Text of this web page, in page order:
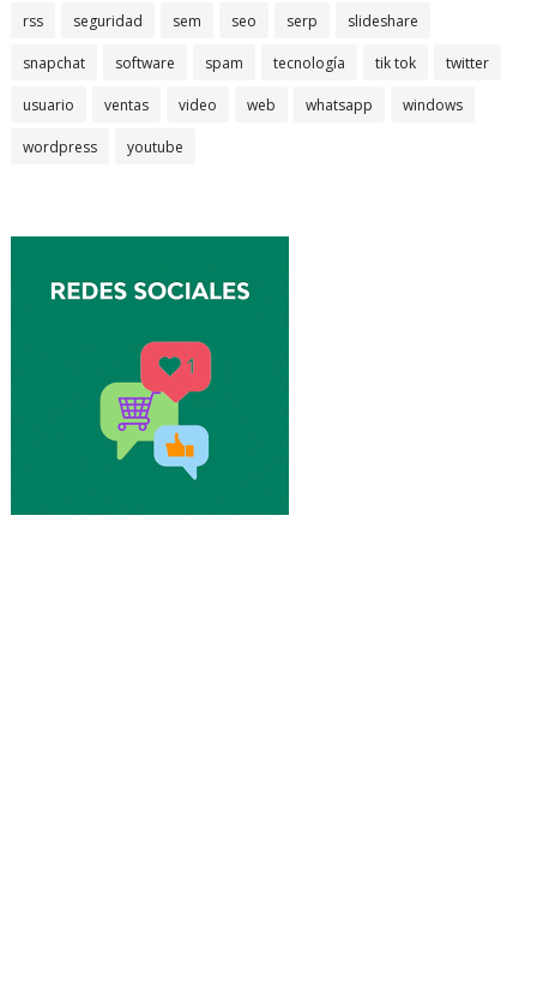
rss seguridad sem seo serp slideshare
snapchat software spam tecnología tik tok twitter
usuario ventas video web whatsapp windows
wordpress youtube